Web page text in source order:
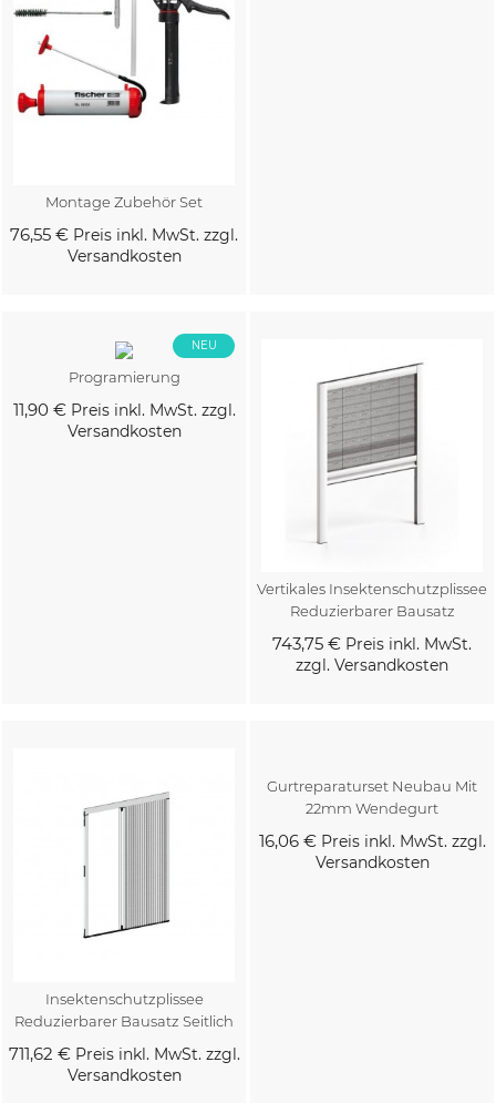
Montage Zubehör Set
76,55 € Preis inkl. MwSt. zzgl.
Versandkosten
NEU
Programierung
11,90 €Preis inkl. MwSt. zzgl.
Versandkosten
Vertikales Insektenschutzplissee
Reduzierbarer Bausatz
743,75 € Preis inkl. MwSt.
zzgl. Versandkosten
Insektenschutzplissee
Reduzierbarer Bausatz Seitlich
711,62 €Preis inkl. MwSt. zzgl.
Versandkosten
Gurtreparaturset Neubau Mit
22mm Wendegurt
16,06 €Preis inkl. MwSt. zzgl.
Versandkosten